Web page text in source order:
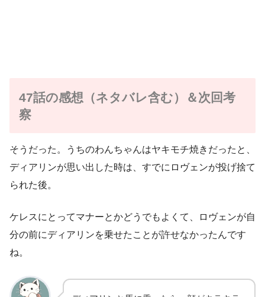
47話の感想（ネタバレ含む）＆次回考
察
そうだった。うちのわんちゃんはヤキモチ焼きだったと、
ディアリンが思い出した時は、すでにロヴェンが投げ捨て
られた後。
ケレスにとってマナーとかどうでもよくて、ロヴェンが自
分の前にディアリンを乗せたことが許せなかったんです
ね。